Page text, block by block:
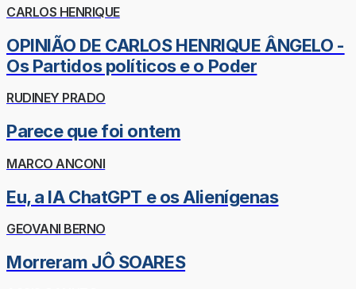
CARLOS HENRIQUE
OPINIÃO DE CARLOS HENRIQUE ÂNGELO -
Os Partidos políticos e o Poder
RUDINEY PRADO
Parece que foi ontem
MARCO ANCONI
Eu, a IA ChatGPT e os Alienígenas
GEOVANI BERNO
Morreram JÔ SOARES